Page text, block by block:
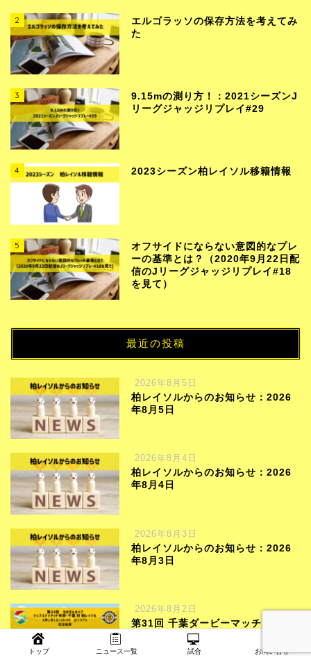
2
エルゴラッソの保存方法を考えてみ
た
3
9.15mの測り方！：2021シーズンJ
リーグジャッジリプレイ#29
4 2023シーズン柏レイソル移籍情報
5
オフサイドにならない意図的なプレ
ーの基準とは？（2020年9月22日配
信のJリーグジャッジリプレイ#18
を見て）
最近の投稿
2026年8月5日
柏レイソルからのお知らせ：2026
年8月5日
2026年8月4日
柏レイソルからのお知らせ：2026
年8月4日
2026年8月3日
柏レイソルからのお知らせ：2026
年8月3日
2026年8月2日
第31回 千葉ダービーマッチ ちばぎ
んカップ試合結果
トップ ニュース一覧 試合 お問い合せ